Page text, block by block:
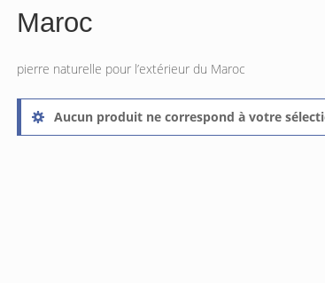
Maroc
pierre naturelle pour l’extérieur du Maroc
Aucun produit ne correspond à votre